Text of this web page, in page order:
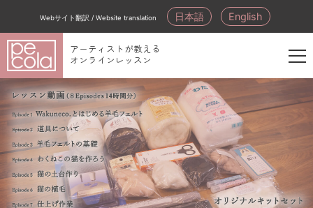
Webサイト翻訳 / Website translation 日本語 English
アーティストが教える
オンラインレッスン
新
会
員